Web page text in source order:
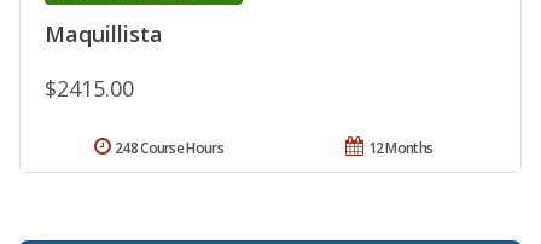
Maquillista
$2415.00
12 Months
248 Course Hours